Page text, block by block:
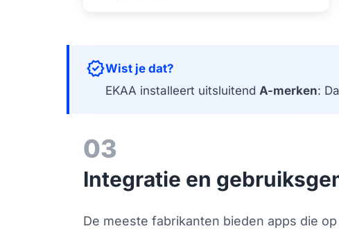
verifiedWist je dat?
EKAA installeert uitsluitend A-merken:
03
Integratie en
De meeste fabrikanten bieden apps die